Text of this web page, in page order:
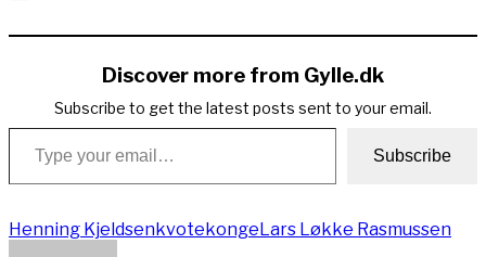
Link
Discover more from Gylle.dk
Subscribe to get the latest posts sent to your email.
Type your email…
Subscribe
Henning KjeldsenkvotekongeLars Løkke Rasmussen